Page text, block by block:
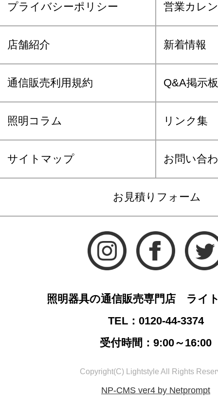
プライバシーポリシー 営業カレ
店舗紹介 新着情報
通信販売利用規約 Q&A掲示板
照明コラム リンク集
サイトマップ お問い合
お見積りフォーム
照明器具の通信販売専門店 ライ
TEL：0120-44-3374
受付時間：9:00～16:00
Copyright(C) Lightstyle All Rights
NP-CMS ver4 by Netprompt